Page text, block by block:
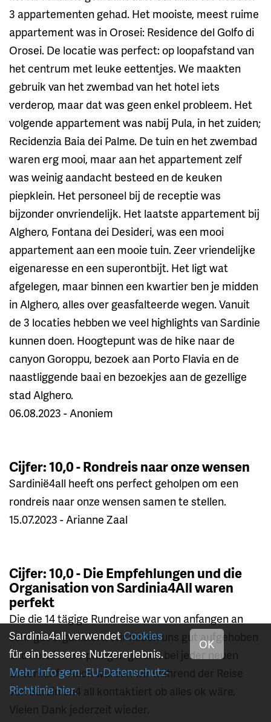
3 appartementen gehad. Het mooiste, meest ruime
appartement was in Orosei: Residence del Golfo di
Orosei. De locatie was perfect: op loopafstand van
het centrum met leuke eettentjes. We maakten
gebruik van het zwembad van het hotel iets
verderop, maar dat was geen enkel probleem. Het
volgende appartement was nabij Pula, in het zuiden;
Recidenzia Baia dei Palme. De tuin en het zwembad
waren erg mooi, maar aan het appartement zelf
was weinig aandacht besteed en de keuken
piepklein. Het personeel bij de receptie was
bijzonder onvriendelijk. Het laatste appartement bij
Alghero, Fontana dei Desideri, was een mooi
appartement aan een mooie tuin. Zeer vriendelijke
eigenaresse en een superontbijt. Het ligt wat
afgelegen, maar binnen een kwartier ben je midden
in Alghero, alles over geasfalteerde wegen. Vanuit
de 3 locaties hebben we veel highlights van Sardinie
kunnen doen. Hoogtepunt was de hike naar de
canyon Goroppu, bezoek aan Porto Flavia en de
naastliggende baai en bezoekjes aan de gezellige
stad Alghero.
06.08.2023 - Anoniem
Cijfer: 10,0 - Rondreis naar onze wensen
Sardinië4all heeft ons perfect geholpen om een
rondreis naar onze wensen samen te stellen.
15.07.2023 - Arianne Zaal
Cijfer: 10,0 - Die Empfehlungen und die
Organisation von Sardinia4All waren
perfekt
Die die 14 tägige Rundreise war von anfangen an
sehr gut organisiert. Wir haben uns gut aufgehoben
und herzlich empfangen gefühlt bei jeder neuen
Unterkunft. Auch wurden wir während der Reise
von Sardinien4 all kontaktiert ob alles ok wäre.
Vielen Dank jederzeit wieder.
Sardinia4all verwendetCookies
für ein besseres Nutzererlebnis.
Mehr Info gem. EU-Datenschutz-
Richtlinie hier.
OK